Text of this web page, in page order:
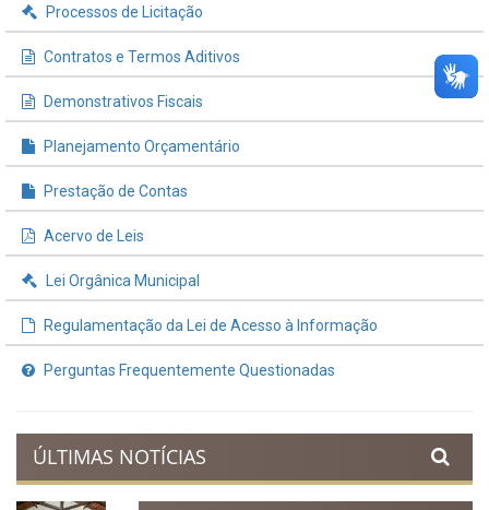
Processos de Licitação
Contratos e Termos Aditivos
Demonstrativos Fiscais
Planejamento Orçamentário
Prestação de Contas
Acervo de Leis
Lei Orgânica Municipal
Regulamentação da Lei de Acesso à Informação
Perguntas Frequentemente Questionadas
ÚLTIMAS NOTÍCIAS